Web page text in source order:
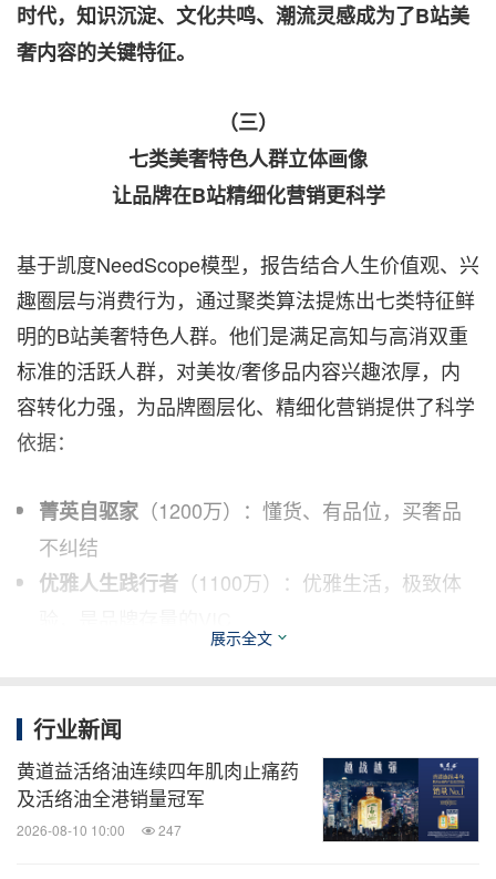
时代，知识沉淀、文化共鸣、潮流灵感成为了B站美
奢内容的关键特征。
（三）
七类美奢特色人群立体画像
让品牌在B站精细化营销更科学
基于凯度NeedScope模型，报告结合人生价值观、兴
趣圈层与消费行为，通过聚类算法提炼出七类特征鲜
明的B站美奢特色人群。他们是满足高知与高消双重
标准的活跃人群，对美妆/奢侈品内容兴趣浓厚，内
容转化力强，为品牌圈层化、精细化营销提供了科学
依据：
菁英自驱家 （1200万）：懂货、有品位，买奢品
不纠结
优雅人生践行者 （1100万）：优雅生活，极致体
（1300万）：求知探索，尝新冒
人间社牛种草机
有TA，是场景化种草的完美受众
文化叙事研究者（1100万）：认可深度长内容，
是品牌深度叙事的拥护者
展示全文
行业新闻
黄道益活络油连续四年肌肉止痛药
及活络油全港销量冠军
2026-08-10 10:00 247